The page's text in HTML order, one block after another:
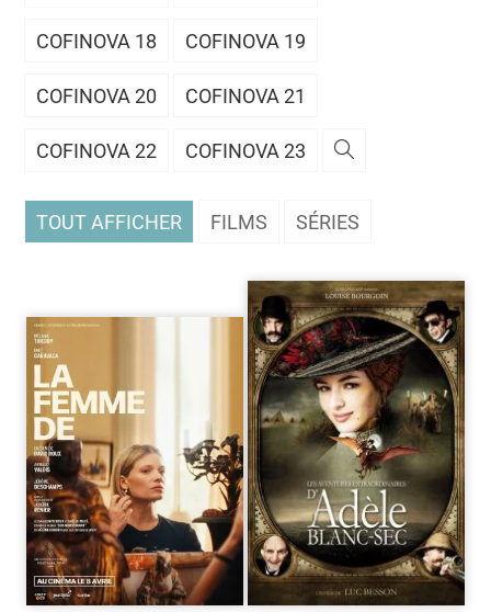
COFINOVA 18 COFINOVA 19
COFINOVA 20 COFINOVA 21
COFINOVA 22 COFINOVA 23
TOUT AFFICHER FILMS SÉRIES